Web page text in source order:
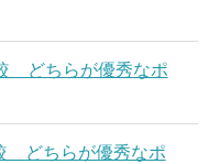
どちらが優秀なポ
どちらが優秀なポ